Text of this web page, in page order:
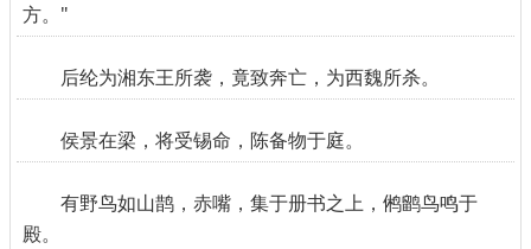
方。"
后纶为湘东王所袭，竟致奔亡，为西魏所杀。
侯景在梁，将受锡命，陈备物于庭。
有野鸟如山鹊，赤嘴，集于册书之上，鸺鹠鸟鸣于
殿。